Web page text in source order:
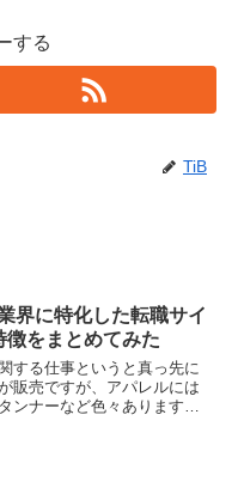
する
TiB
界に特化した転職サイ
徴をまとめてみた
する仕事というと真っ先に
販売ですが、アパレルには
ンナーなど色々あります。